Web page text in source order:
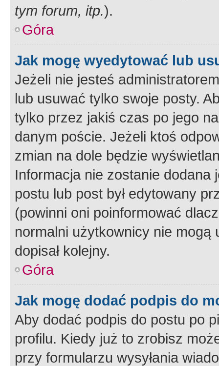
tym forum, itp.).
Góra
Jak mogę wyedytować lub
Jeżeli nie jesteś
lub usuwać tylko swoje posty.
tylko przez jakiś czas po jego
danym poście. Jeżeli ktoś
zmian na dole będzie
Informacja nie zostanie dodana
postu lub post był edytowany
(powinni oni poinformować
normalni użytkownicy nie
dopisał kolejny.
Góra
Jak mogę dodać podpis do
Aby dodać podpis do postu po
profilu. Kiedy już to zrobisz
przy formularzu wysyłania